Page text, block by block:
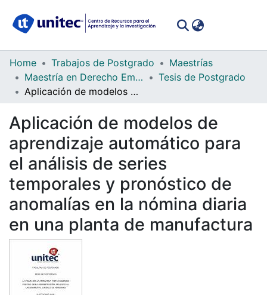
Communities
Collections
All of DSpace
Statistics
Home Trabajos de Postgrado
Maestrías
Maestría en Derecho Empresarial
Tesis de Postgrado
Aplicación de modelos de aprendizaje automático para el análisis de series temporales y pronóstico de anomalías en la nómina diaria en una planta de manufactura
Aplicación de modelos de
aprendizaje automático para
el análisis de series
temporales y pronóstico de
anomalías en la nómina diaria
en una planta de manufactura